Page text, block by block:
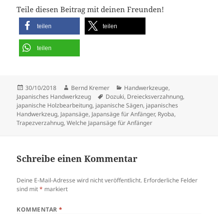
Teile diesen Beitrag mit deinen Freunden!
teilen teilen
teilen
Veröffentlicht
am
30/10/2018 Autor
Bernd Kremer Kategorien
Handwerkzeuge,
Japanisches Handwerkzeug
Schlagwörter
Dozuki, Dreiecksverzahnung,
japanische Holzbearbeitung, japanische Sägen, japanisches
Handwerkzeug, Japansäge, Japansäge für Anfänger, Ryoba,
Trapezverzahnug,Welche Japansäge für Anfänger
Schreibe einen Kommentar
Deine E-Mail-Adresse wird nicht veröffentlicht. Erforderliche Felder
sind mit* markiert
KOMMENTAR*